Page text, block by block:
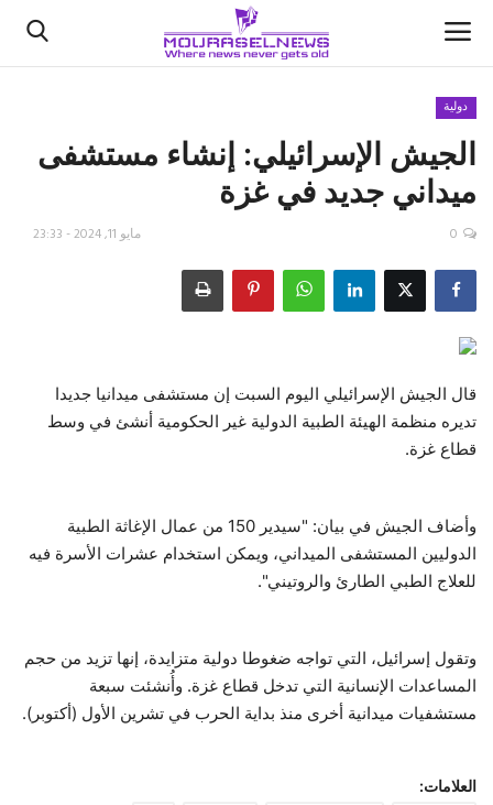
الأخبار
كتّابنا
اقتصاد
رياضة
حياة
دولية
الجيش الإسرائيلي: إنشاء مستشفى
ميداني جديد في غزة
مايو 11, 2024 - 23:33 0
قال الجيش الإسرائيلي اليوم السبت إن مستشفى ميدانيا جديدا
تديره منظمة الهيئة الطبية الدولية غير الحكومية أنشئ في وسط
قطاع غزة.
وأضاف الجيش في بيان: "سيدير 150 من عمال الإغاثة الطبية
الدوليين المستشفى الميداني، ويمكن استخدام عشرات الأسرة فيه
للعلاج الطبي الطارئ والروتيني".
وتقول إسرائيل، التي تواجه ضغوطا دولية متزايدة، إنها تزيد من حجم
المساعدات الإنسانية التي تدخل قطاع غزة. وأُنشئت سبعة
مستشفيات ميدانية أخرى منذ بداية الحرب في تشرين الأول (أكتوبر).
العلامات: